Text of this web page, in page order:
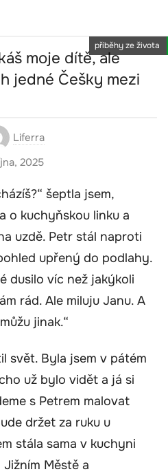
příběhy ze života
moje dítě, ale
jedné Češky mezi
Liferra
2025
šeptla jsem,
o kuchyňskou linku a
uzdě. Petr stál naproti
upřený do podlahy.
dusilo víc než jakýkoli
rád. Ale miluju Janu. A
jinak.“
svět. Byla jsem v pátém
už bylo vidět a já si
s Petrem malovat
držet za ruku u
stála sama v kuchyni
Městě a